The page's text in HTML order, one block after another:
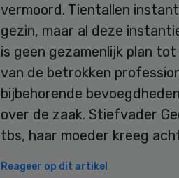
vermoord. Tientallen
gezin, maar al deze
is geen gezamenlijk plan
van de betrokken
bijbehorende
over de zaak. Stiefvader
tbs, haar moeder kreeg
Reageer op dit artikel